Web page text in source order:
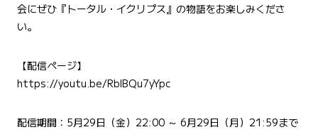
会にぜひ『トータル・イクリプス』の物語をお楽しみくださ
い。
【配信ページ】
https://youtu.be/RblBQu7yYpc
配信期間：5月29日（金）22:00 ～ 6月29日（月）21:59まで